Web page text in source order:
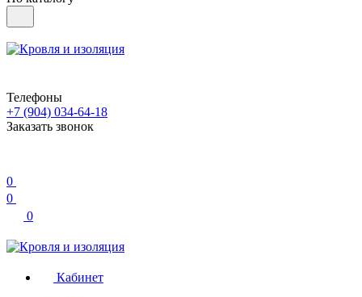
Телефоны
+7 (904) 034-64-18
Заказать звонок
0
0
0
Кабинет